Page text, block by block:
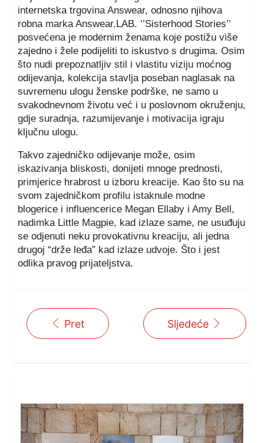
internetska trgovina Answear, odnosno njihova
robna marka Answear.LAB. ‘’Sisterhood Stories’’
posvećena je modernim ženama koje postižu više
zajedno i žele podijeliti to iskustvo s drugima. Osim
što nudi prepoznatljiv stil i vlastitu viziju moćnog
odijevanja, kolekcija stavlja poseban naglasak na
suvremenu ulogu ženske podrške, ne samo u
svakodnevnom životu već i u poslovnom okruženju,
gdje suradnja, razumijevanje i motivacija igraju
ključnu ulogu.
Takvo zajedničko odijevanje može, osim
iskazivanja bliskosti, donijeti mnoge prednosti,
primjerice hrabrost u izboru kreacije. Kao što su na
svom zajedničkom profilu istaknule modne
blogerice i influencerice Megan Ellaby i Amy Bell,
nadimka Little Magpie, kad izlaze same, ne usuđuju
se odjenuti neku provokativnu kreaciju, ali jedna
drugoj “drže leđa” kad izlaze udvoje. Što i jest
odlika pravog prijateljstva.
Pret Sljedeće